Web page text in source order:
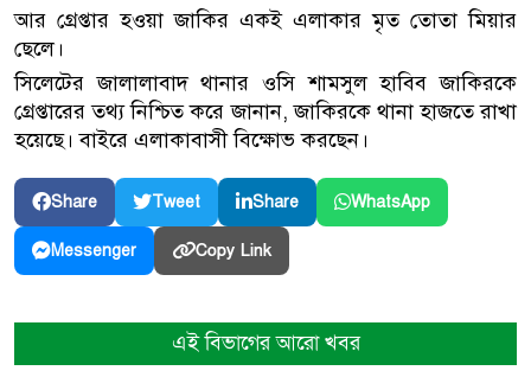
আর গ্রেপ্তার হওয়া জাকির একই এলাকার মৃত তোতা মিয়ার
ছেলে।
সিলেটের জালালাবাদ থানার ওসি শামসুল হাবিব জাকিরকে
গ্রেপ্তারের তথ্য নিশ্চিত করে জানান, জাকিরকে থানা হাজতে রাখা
হয়েছে। বাইরে এলাকাবাসী বিক্ষোভ করছেন।
Share Tweet Share WhatsApp
Messenger Copy Link
এই বিভাগের আরো খবর